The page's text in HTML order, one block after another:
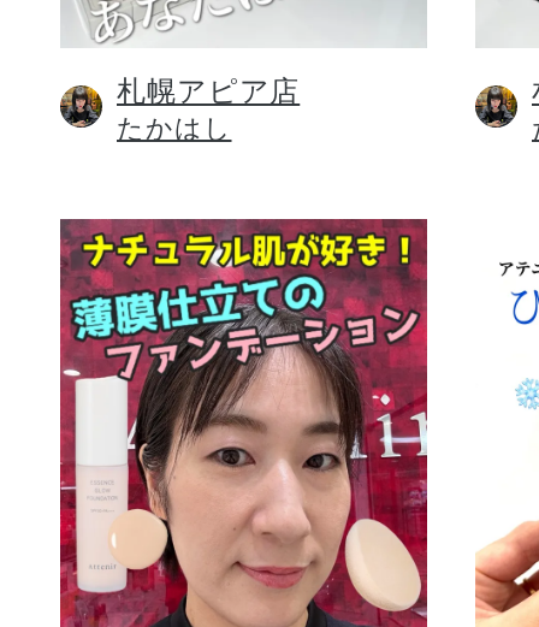
健康食品／サプ
ファッション
ギフト
札幌アピア店
たかはし